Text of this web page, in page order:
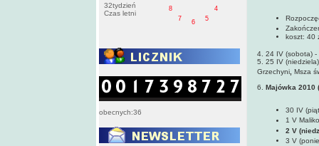
32tydzień
Czas letni
4
5
6
7
8
obecnych:36
koszt: 40
4. 24 IV (sobota) -
5. 25 IV
Grzechyni, Msza
6. Majówka 2010
30 IV
1 V
2 V
3 V